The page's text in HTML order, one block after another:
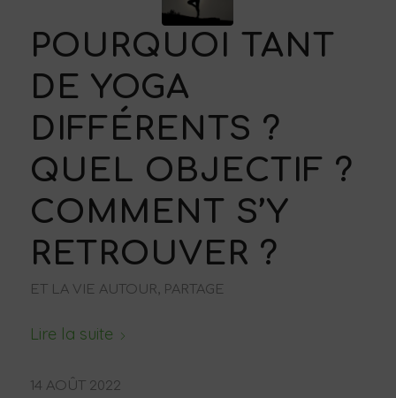
POURQUOI TANT
DE YOGA
DIFFÉRENTS ?
QUEL OBJECTIF ?
COMMENT S’Y
RETROUVER ?
ET LA VIE AUTOUR, PARTAGE
Lire la suite
14 AOÛT 2022